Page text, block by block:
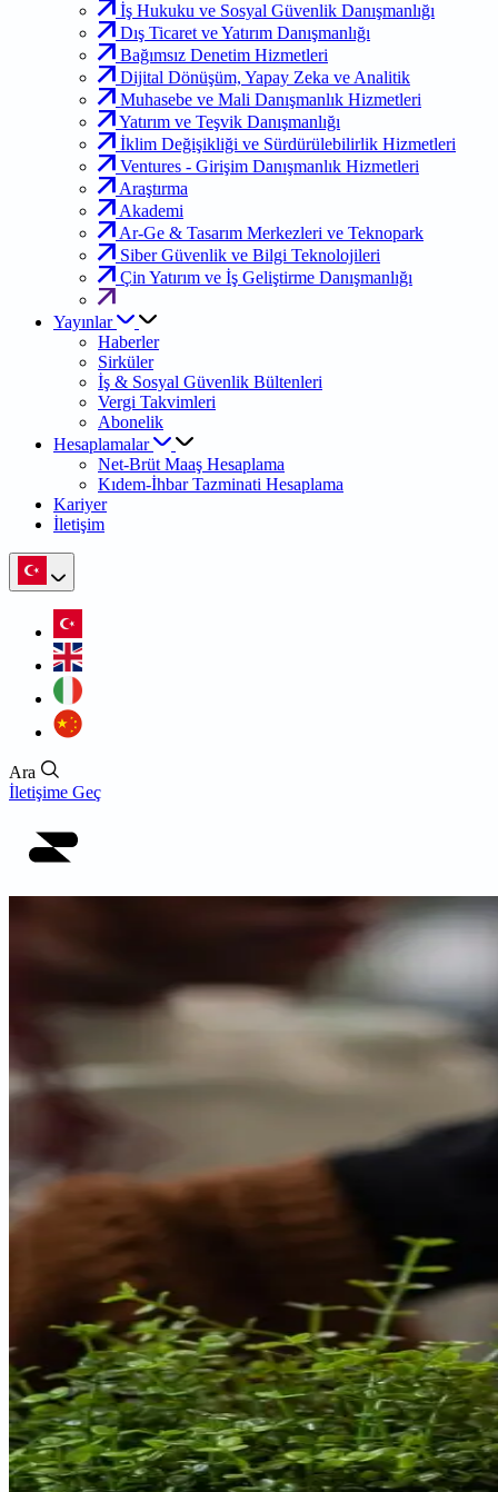
İş Hukuku ve Sosyal Güvenlik Danışmanlığı
Dış Ticaret ve Yatırım Danışmanlığı
Bağımsız Denetim Hizmetleri
Dijital Dönüşüm, Yapay Zeka ve Analitik
Muhasebe ve Mali Danışmanlık Hizmetleri
Yatırım ve Teşvik Danışmanlığı
İklim Değişikliği ve Sürdürülebilirlik Hizmetleri
Ventures - Girişim Danışmanlık Hizmetleri
Araştırma
Akademi
Ar-Ge & Tasarım Merkezleri ve Teknopark
Siber Güvenlik ve Bilgi Teknolojileri
Çin Yatırım ve İş Geliştirme Danışmanlığı
Yayınlar
Haberler
Sirküler
İş & Sosyal Güvenlik Bültenleri
Vergi Takvimleri
Abonelik
Hesaplamalar
Net-Brüt Maaş Hesaplama
Kıdem-İhbar Tazminati Hesaplama
Kariyer
İletişim
Ara
İletişime Geç